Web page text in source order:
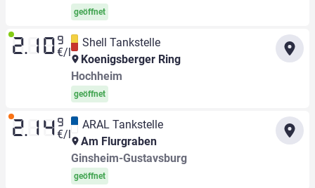
geöffnet
2.10 9
€/l
Shell Tankstelle
Koenigsberger Ring
Hochheim
geöffnet
2.14 9
€/l
ARAL Tankstelle
Am Flurgraben
Ginsheim-Gustavsburg
geöffnet